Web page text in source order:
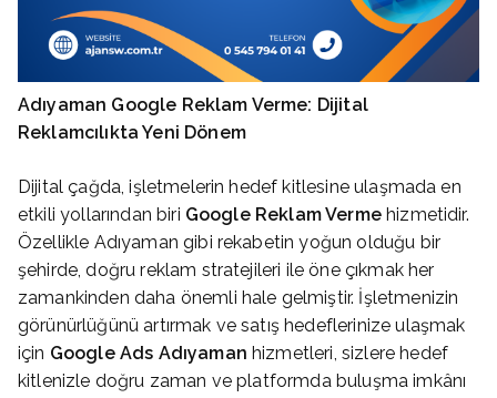
Adıyaman Google Reklam Verme: Dijital
Reklamcılıkta Yeni Dönem
Dijital çağda, işletmelerin hedef kitlesine ulaşmada en
etkili yollarından biri Google Reklam Vermehizmetidir.
Özellikle Adıyaman gibi rekabetin yoğun olduğu bir
şehirde, doğru reklam stratejileri ile öne çıkmak her
zamankinden daha önemli hale gelmiştir. İşletmenizin
görünürlüğünü artırmak ve satış hedeflerinize ulaşmak
için Google Ads Adıyaman hizmetleri, sizlere hedef
kitlenizle doğru zaman ve platformda buluşma imkânı